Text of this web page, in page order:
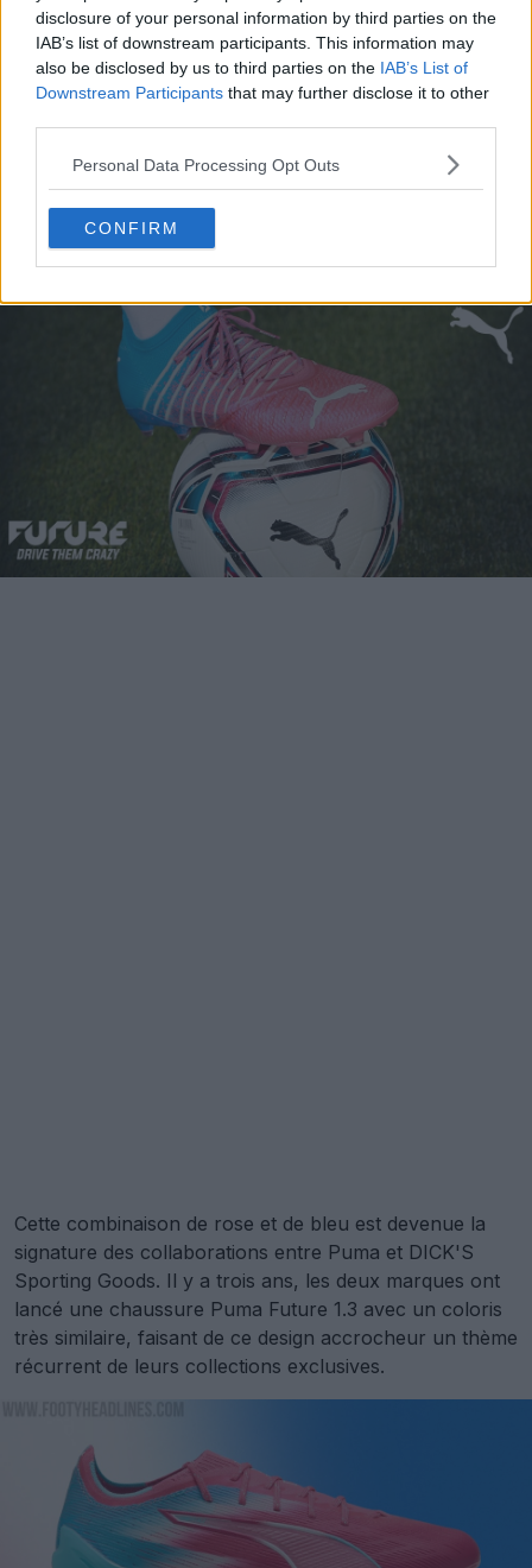
disclosure of your personal information by third parties on the
IAB’s list of downstream participants. This information may
also be disclosed by us to third parties on the IAB’s List of
Downstream Participants that may further disclose it to other
Personal Data Processing Opt Outs
CONFIRM
Les chaussures Puma Ultra 6 « Re-Charge »
inversent le thème, avec une tige principalement rose
rehaussée de touches bleu clair sur la semelle et le
talon.
Une collaboration emblématique
Cette combinaison de rose et de bleu est devenue la
signature des collaborations entre Puma et DICK'S
Sporting Goods. Il y a trois ans, les deux marques ont
lancé une chaussure Puma Future 1.3 avec un coloris
très similaire, faisant de ce design accrocheur un thème
récurrent de leurs collections exclusives.